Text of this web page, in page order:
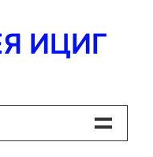
ИЦИГ